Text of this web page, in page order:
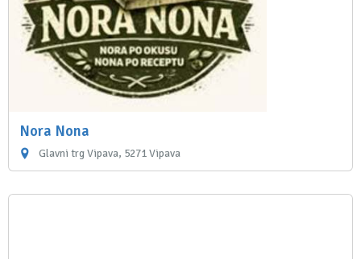
Nora Nona
Glavni trg Vipava, 5271 Vipava